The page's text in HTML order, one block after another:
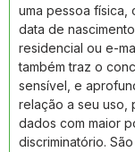
uma pessoa física,
data de
residencial ou e-
também traz o
sensível, e
relação a seu uso,
dados com maior
discriminatório.